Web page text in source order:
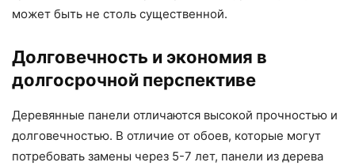
может быть не столь существенной.
Долговечность и экономия в
долгосрочной перспективе
Деревянные панели отличаются высокой прочностью и
долговечностью. В отличие от обоев, которые могут
потребовать замены через 5-7 лет, панели из дерева